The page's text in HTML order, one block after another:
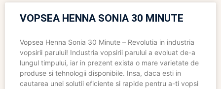
VOPSEA HENNA SONIA 30 MINUTE
Vopsea Henna Sonia 30 Minute – Revolutia in industria
vopsirii parului! Industria vopsirii parului a evoluat de-a
lungul timpului, iar in prezent exista o mare varietate de
produse si tehnologii disponibile. Insa, daca esti in
cautarea unei solutii eficiente si rapide pentru a-ti vopsi